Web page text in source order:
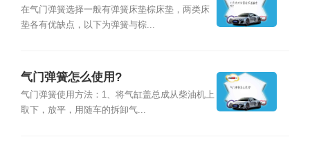
在气门弹簧选择一般有弹簧床垫棕床垫，两类床
垫各有优缺点，以下为弹簧与棕...
气门弹簧怎么使用?
气门弹簧使用方法：1、将气缸盖总成从柴油机上
取下，放平，用随车的拆卸气...